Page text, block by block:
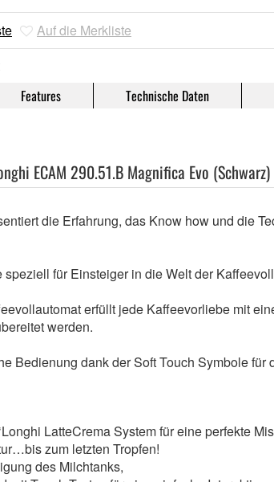
Auf die Merkliste
Features Technische Daten
ECAM 290.51.B Magnifica Evo (Schwarz)
die Erfahrung, das Know how und die
für Einsteiger in die Welt der
erfüllt jede Kaffeevorliebe mit
werden.
Bedienung dank der Soft Touch Symbole
LatteCrema System für eine perfekte
zum letzten Tropfen!
des Milchtanks,